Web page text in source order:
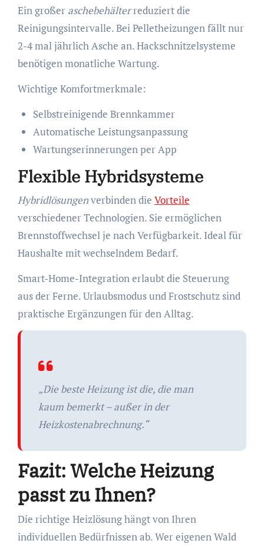
Ein großer aschebehälterreduziert die
Reinigungsintervalle. Bei Pelletheizungen fällt nur
2-4 mal jährlich Asche an. Hackschnitzelsysteme
benötigen monatliche Wartung.
Wichtige Komfortmerkmale:
Selbstreinigende Brennkammer
Automatische Leistungsanpassung
Wartungserinnerungen per App
Flexible Hybridsysteme
Hybridlösungenverbinden die Vorteile
verschiedener Technologien. Sie ermöglichen
Brennstoffwechsel je nach Verfügbarkeit. Ideal für
Haushalte mit wechselndem Bedarf.
Smart-Home-Integration erlaubt die Steuerung
aus der Ferne. Urlaubsmodus und Frostschutz sind
praktische Ergänzungen für den Alltag.
„Die beste Heizung ist die, die man
kaum bemerkt – außer in der
Heizkostenabrechnung.“
Fazit: Welche Heizung
passt zu Ihnen?
Die richtige Heizlösung hängt von Ihren
individuellen Bedürfnissen ab. Wer eigenen Wald